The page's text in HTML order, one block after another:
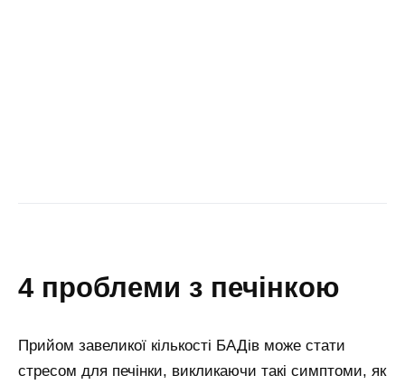
4 проблеми з печінкою
Прийом завеликої кількості БАДів може стати
стресом для печінки, викликаючи такі симптоми, як